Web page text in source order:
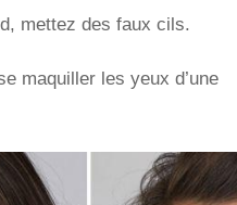
mettez des faux cils.
maquiller les yeux d’une